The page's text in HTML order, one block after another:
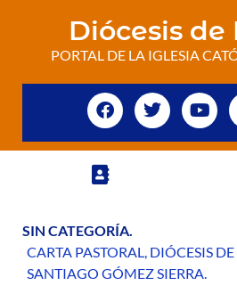
Diócesis de
PORTAL DE LA IGLESIA
SIN CATEGORÍA.
CARTA PASTORAL, DIÓCESIS
SANTIAGO GÓMEZ SIERRA.